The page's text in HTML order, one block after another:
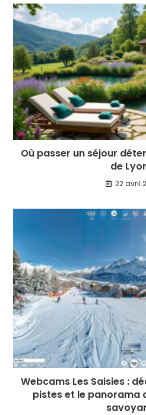
Où passer un séjour
de
22 avril
Webcams Les Saisies :
pistes et le panorama